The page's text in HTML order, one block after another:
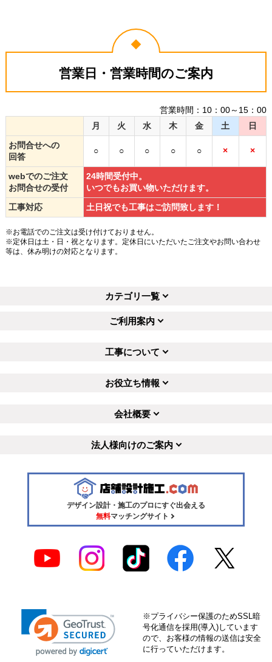
営業日・営業時間のご案内
営業時間：10：00～15：00
月
火 水 木 金 土
日
お問合せへの
回答
○ ○ ○ ○ ○ × ×
webでのご注文
お問合せの受付
24時間受付中。
いつでもお買い物いただけます。
工事対応
土日祝でも工事はご訪問致します！
※お電話でのご注文は受け付けておりません。
※定休日は土・日・祝となります。定休日にいただいたご注文やお問い合わせ
等は、休み明けの対応となります。
カテゴリ一覧
ご利用案内
工事について
お役立ち情報
会社概要
法人様向けのご案内
デザイン設計・施工のプロにすぐ出会える
無料マッチングサイト
※プライバシー保護のためSSL暗
号化通信を採用(導入)しています
ので、お客様の情報の送信は安全
に行っていただけます。